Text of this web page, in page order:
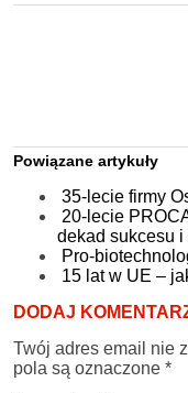
Powiązane artykuły
35-lecie firmy
20-lecie
dekad sukcesu
Pro-
15 lat w UE –
DODAJ
Twój adres email nie
pola są oznaczone *